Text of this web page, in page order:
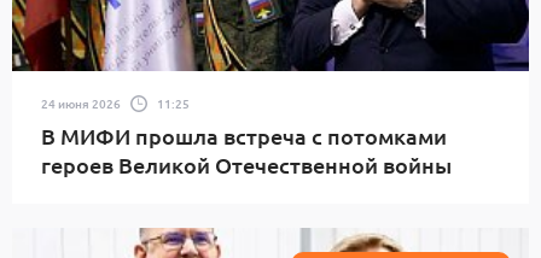
24 июня 2026 11:25
В МИФИ прошла встреча с потомками
героев Великой Отечественной войны